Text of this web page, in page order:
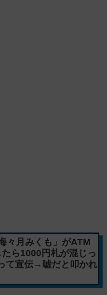
々月みくも」がATM
ら1000円札が混じっ
て宣伝→嘘だと叩かれ